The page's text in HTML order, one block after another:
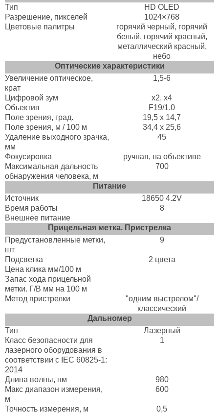
Тип
HD OLED
Разрешение, пикселей
1024×768
Цветовые палитры
горячий черный, горячий
белый, горячий красный,
металлический красный,
небо
Оптические характеристики
Увеличение оптическое,
крат
1,5-6
Цифровой зум
x2, х4
Объектив
F19/1.0
Поле зрения, град.
19,5 x 14,7
Поле зрения, м / 100 м
34,4 х 25,6
Удаление выходного зрачка,
мм
45
Фокусировка
ручная, на объективе
Максимальная дальность
обнаружения человека, м
700
Питание
Источник
18650 4.2V
Время работы
8
Внешнее питание
Прицельная метка. Пристрелка
Предустановленные метки,
шт
9
Подсветка
2 цвета
Цена клика мм/100 м
Запас хода прицельной
метки. Г/В мм на 100 м
Метод пристрелки
"одним выстрелом"/
классический
Дальномер
Тип
Лазерный
Класс безопасности для
лазерного оборудования в
соответствии с IEC 60825-1:
2014
1
Длина волны, нм
980
Макс диапазон измерения,
м
600
Точность измерения, м
0,5